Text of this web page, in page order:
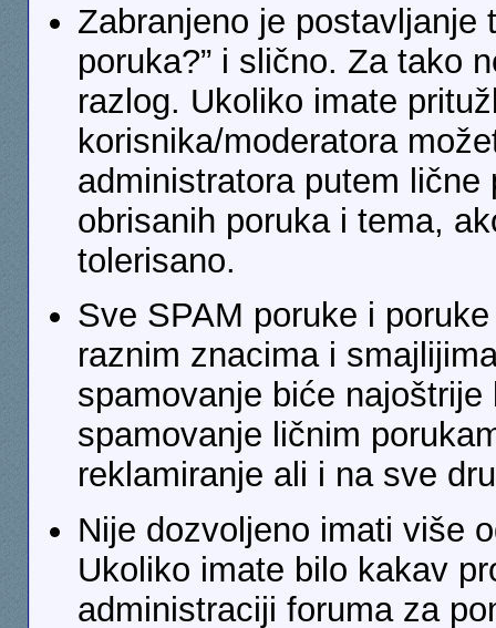
Zabranjeno je postavljanje
poruka?” i slično. Za tako
razlog. Ukoliko imate
korisnika/moderatora
administratora putem
obrisanih poruka i tema,
tolerisano.
Sve SPAM poruke i
raznim znacima i
spamovanje biće
spamovanje ličnim
reklamiranje ali i na sve
Nije dozvoljeno imati više
Ukoliko imate bilo kakav
administraciji foruma za